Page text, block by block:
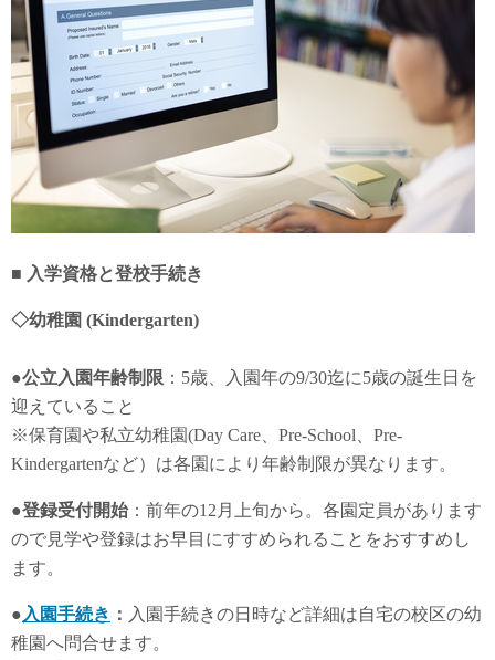
■ 入学資格と登校手続き
◇幼稚園 (Kindergarten)
●公立入園年齢制限 ：5歳、入園年の9/30迄に5歳の誕生日を
迎えていること
※保育園や私立幼稚園(Day Care、Pre-School、Pre-
Kindergartenなど）は各園により年齢制限が異なります。
●登録受付開始：前年の12月上旬から。各園定員があります
ので見学や登録はお早目にすすめられることをおすすめし
ます。
● 入園手続き ： 入園手続きの日時など詳細は自宅の校区の幼
稚園へ問合せます。